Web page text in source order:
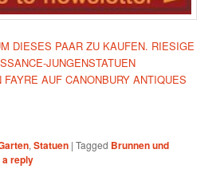
DIESES PAAR ZU KAUFEN. RIESIGE
JUNGENSTATUEN
AUF CANONBURY ANTIQUES
,Statuen |Tagged Brunnen und
a reply